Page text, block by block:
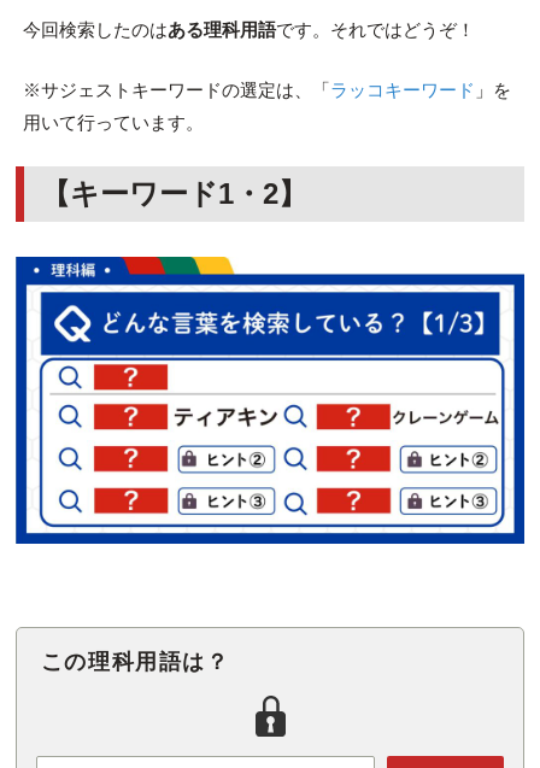
今回検索したのはある理科用語です。それではどうぞ！
※サジェストキーワードの選定は、「ラッコキーワード 」を
用いて行っています。
【キーワード1・2】
この理科用語は？